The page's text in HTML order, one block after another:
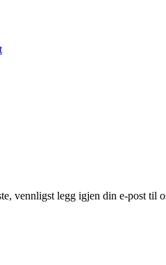
vennligst legg igjen din e-post til